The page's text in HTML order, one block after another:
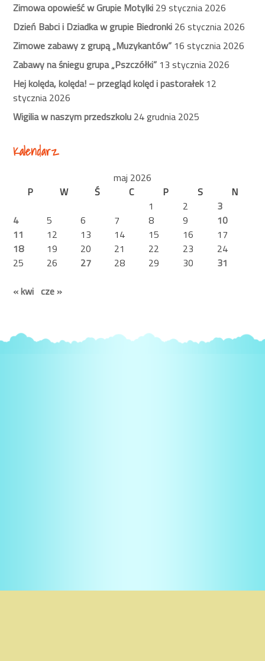
Zimowa opowieść w Grupie Motylki 29 stycznia 2026
Dzień Babci i Dziadka w grupie Biedronki 26 stycznia 2026
Zimowe zabawy z grupą „Muzykantów” 16 stycznia 2026
Zabawy na śniegu grupa „Pszczółki” 13 stycznia 2026
Hej kolęda, kolęda! – przegląd kolęd i pastorałek12
stycznia 2026
Wigilia w naszym przedszkolu 24 grudnia 2025
Kalendarz
maj 2026
P
W Ś C P S
N
1
2
3
4
5 6 7 8 9
10
11
12 13 14 15 16
17
18
19 20 21 22 23
24
25
26 27 28 29 30
31
« kwi cze »